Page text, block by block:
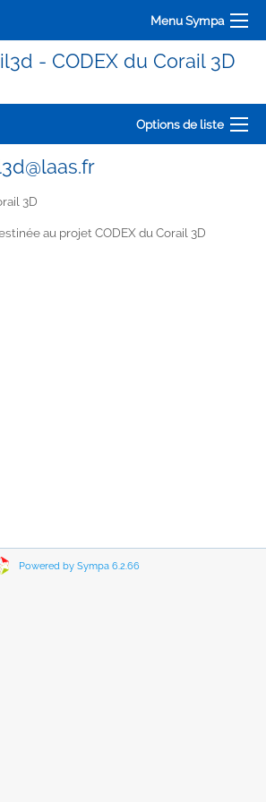
Menu Sympa
- CODEX du Corail 3D
Options de liste
3D
au projet CODEX du Corail 3D
Powered by Sympa 6.2.66